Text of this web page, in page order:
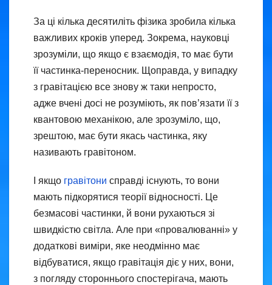
За ці кілька десятиліть фізика зробила кілька
важливих кроків уперед. Зокрема, науковці
зрозуміли, що якщо є взаємодія, то має бути
її частинка-переносник. Щоправда, у випадку
з гравітацією все знову ж таки непросто,
адже вчені досі не розуміють, як пов’язати її з
квантовою механікою, але зрозуміло, що,
зрештою, має бути якась частинка, яку
називають гравітоном.
І якщо гравітони справді існують, то вони
мають підкорятися теорії відносності. Це
безмасові частинки, й вони рухаються зі
швидкістю світла. Але при «провалюванні» у
додаткові виміри, яке неодмінно має
відбуватися, якщо гравітація діє у них, вони,
з погляду стороннього спостерігача, мають